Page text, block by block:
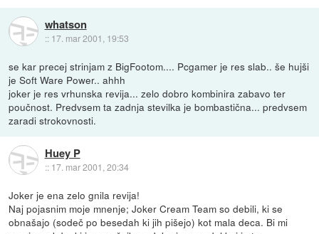
whatson
:: 17. mar 2001, 19:53
se kar precej strinjam z BigFootom.... Pcgamer je res slab.. še hujši
je Soft Ware Power.. ahhh
joker je res vrhunska revija... zelo dobro kombinira zabavo ter
poučnost. Predvsem ta zadnja stevilka je bombastična... predvsem
zaradi strokovnosti.
Huey P
:: 17. mar 2001, 20:34
Joker je ena zelo gnila revija!
Naj pojasnim moje mnenje; Joker Cream Team so debili, ki se
obnašajo (sodeč po besedah ki jih pišejo) kot mala deca. Bi mi